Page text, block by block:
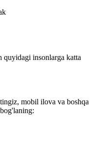
quyidagi insonlarga katta
mobil ilova va boshqa